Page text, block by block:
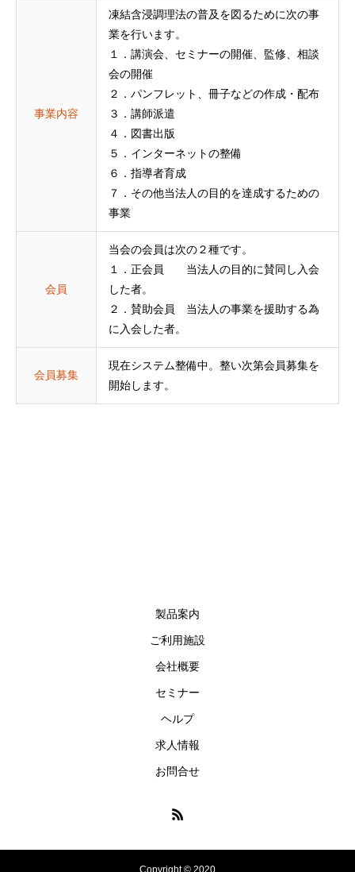
事業内容
凍結含浸調理法の普及を図るために次の事
業を行います。
１．講演会、セミナーの開催、監修、相談
会の開催
２．パンフレット、冊子などの作成・配布
３．講師派遣
４．図書出版
５．インターネットの整備
６．指導者育成
７．その他当法人の目的を達成するための
事業
会員
当会の会員は次の２種です。
１．正会員 当法人の目的に賛同し入会
した者。
２．賛助会員 当法人の事業を援助する為
に入会した者。
会員募集
現在システム整備中。整い次第会員募集を
開始します。
製品案内
ご利用施設
会社概要
セミナー
ヘルプ
求人情報
お問合せ
Copyright © 2020